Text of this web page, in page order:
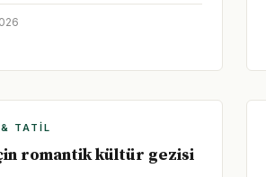
TATIL
romantik kültür gezisi